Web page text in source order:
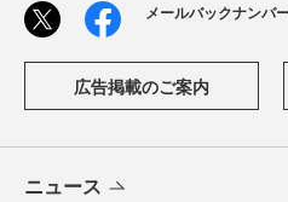
メールバックナンバ
広告掲載のご案内
ニュース